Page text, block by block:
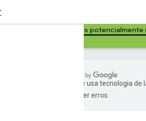
Aplicativos potencialmente
O Google usa tecnologia
podem ter erros.